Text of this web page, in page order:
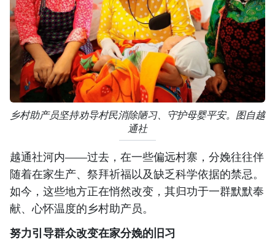
乡村助产员坚持劝导村民消除陋习、守护母婴平安。图自越
通社
越通社河内——过去，在一些偏远村寨，分娩往往伴
随着在家生产、祭拜祈福以及缺乏科学依据的禁忌。
如今，这些地方正在悄然改变，其归功于一群默默奉
献、心怀温度的乡村助产员。
努力引导群众改变在家分娩的旧习